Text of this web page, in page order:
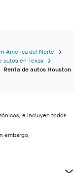
América del Norte
autos en Texas
Renta de autos Houston
e incluyen todos
embargo,